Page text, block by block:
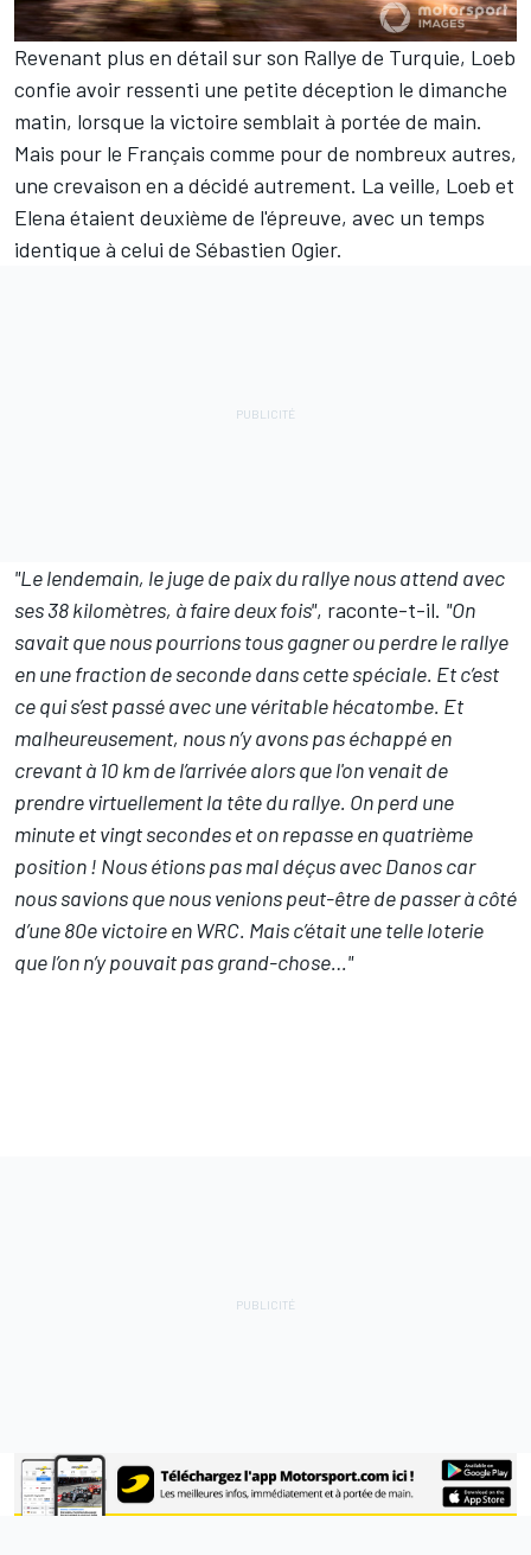
Revenant plus en détail sur son Rallye de Turquie, Loeb
confie avoir ressenti une petite déception le dimanche
matin, lorsque la victoire semblait à portée de main.
Mais pour le Français comme pour de nombreux autres,
une crevaison en a décidé autrement. La veille, Loeb et
Elena étaient deuxième de l'épreuve, avec un temps
identique à celui de Sébastien Ogier.
"Le lendemain, le juge de paix du rallye nous attend avec
ses 38 kilomètres, à faire deux fois", raconte-t-il. "On
savait que nous pourrions tous gagner ou perdre le rallye
en une fraction de seconde dans cette spéciale. Et c’est
ce qui s’est passé avec une véritable hécatombe. Et
malheureusement, nous n’y avons pas échappé en
crevant à 10 km de l’arrivée alors que l'on venait de
prendre virtuellement la tête du rallye. On perd une
minute et vingt secondes et on repasse en quatrième
position ! Nous étions pas mal déçus avec Danos car
nous savions que nous venions peut-être de passer à côté
d’une 80e victoire en WRC. Mais c’était une telle loterie
que l’on n’y pouvait pas grand-chose…"